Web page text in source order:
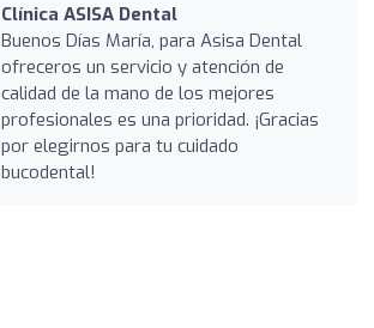
Clínica ASISA Dental
Buenos Días María, para Asisa Dental
ofreceros un servicio y atención de
calidad de la mano de los mejores
profesionales es una prioridad. ¡Gracias
por elegirnos para tu cuidado
bucodental!